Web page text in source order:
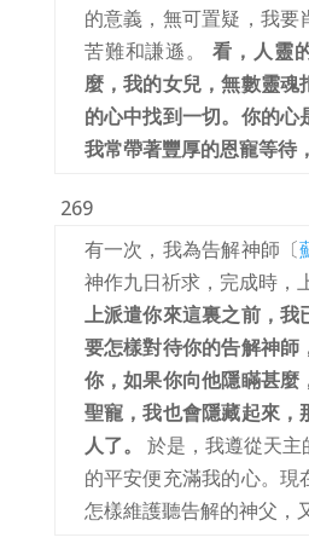
的意義，無可置疑，我要
苦難和謙遜。
看，人靈
麼，我的女兒，無數靈魂
的心中找到一切。你的心
我常帶著豐厚的恩寵等待
269
有一次，我為告解神師〔
神作九日祈求，完成時，
上派遣你來這裏之前，我
要怎樣對待你的告解神師
你，如果你向他隱瞞甚麼
聖寵，我也會隱藏起來，
人了。
於是，我遵從天
的平安便充滿我的心。現
怎樣維護聽告解的神父，